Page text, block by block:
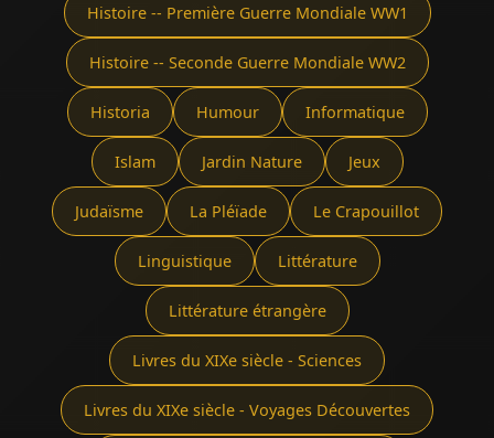
Histoire -- Première Guerre Mondiale WW1
Histoire -- Seconde Guerre Mondiale WW2
Historia Humour Informatique
Islam Jardin Nature Jeux
Judaïsme La Pléïade Le Crapouillot
Linguistique Littérature
Littérature étrangère
Livres du XIXe siècle - Sciences
Livres du XIXe siècle - Voyages Découvertes